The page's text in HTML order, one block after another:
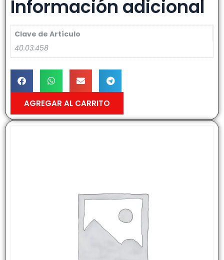
Información adicional
Clave de Artículo
40.03.458
AGREGAR AL CARRITO